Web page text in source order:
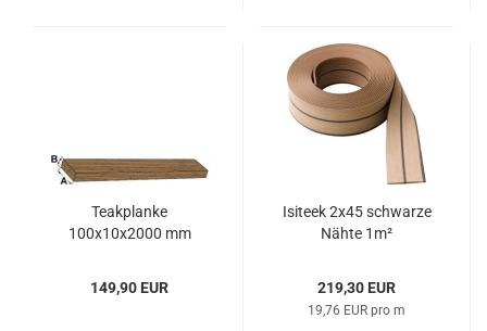
Teak­plan­ke
100x10x2000 mm
149,90 EUR
Isi­teek 2x45 schwar­ze
Nähte 1m²
219,30 EUR
19,76 EUR pro m